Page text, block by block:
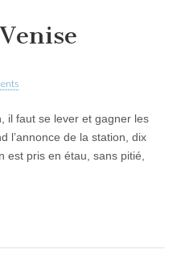
il faut se lever et gagner les
l’annonce de la station, dix
est pris en étau, sans pitié,